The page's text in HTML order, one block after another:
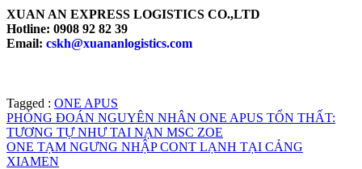
XUAN AN EXPRESS LOGISTICS CO.,LTD
Hotline: 0908 92 82 39
Email: cskh@xuananlogistics.com
Tagged : ONE APUS
PHỎNG ĐOÁN NGUYÊN NHÂN ONE APUS TỔN THẤT:
TƯƠNG TỰ NHƯ TAI NẠN MSC ZOE
ONE TẠM NGƯNG NHẬP CONT LẠNH TẠI CẢNG
XIAMEN